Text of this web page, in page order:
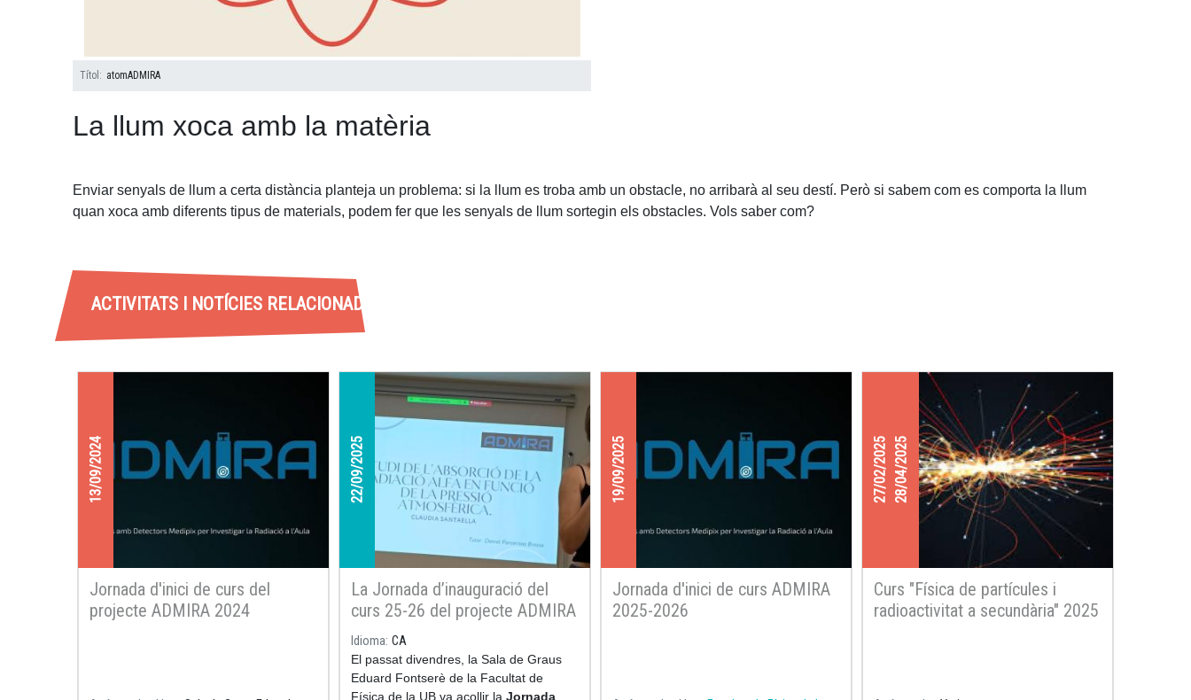
Títol atomADMIRA
La llum xoca amb la matèria
Enviar senyals de llum a certa distància planteja un problema: si la llum es troba amb un obstacle, no arribarà al seu destí. Però si sabem com es comporta la llum
quan xoca amb diferents tipus de materials, podem fer que les senyals de llum sortegin els obstacles. Vols saber com?
ACTIVITATS I NOTÍCIES RELACIONADES
13/09/2024
Jornada d'inici de curs del
projecte ADMIRA 2024
22/09/2025
La Jornada d’inauguració del
curs 25-26 del projecte ADMIRA
reuneix universitat i secundària
per impulsar la recerca i
l’aprenentatge actiu
Idioma CA
El passat divendres, la Sala de Graus
Eduard Fontserè de la Facultat de
Física de la UB va acollir la Jornada
19/09/2025
Jornada d'inici de curs ADMIRA
2025-2026
27/02/202528/04/2025
Curs "Física de partícules i
radioactivitat a secundària" 2025